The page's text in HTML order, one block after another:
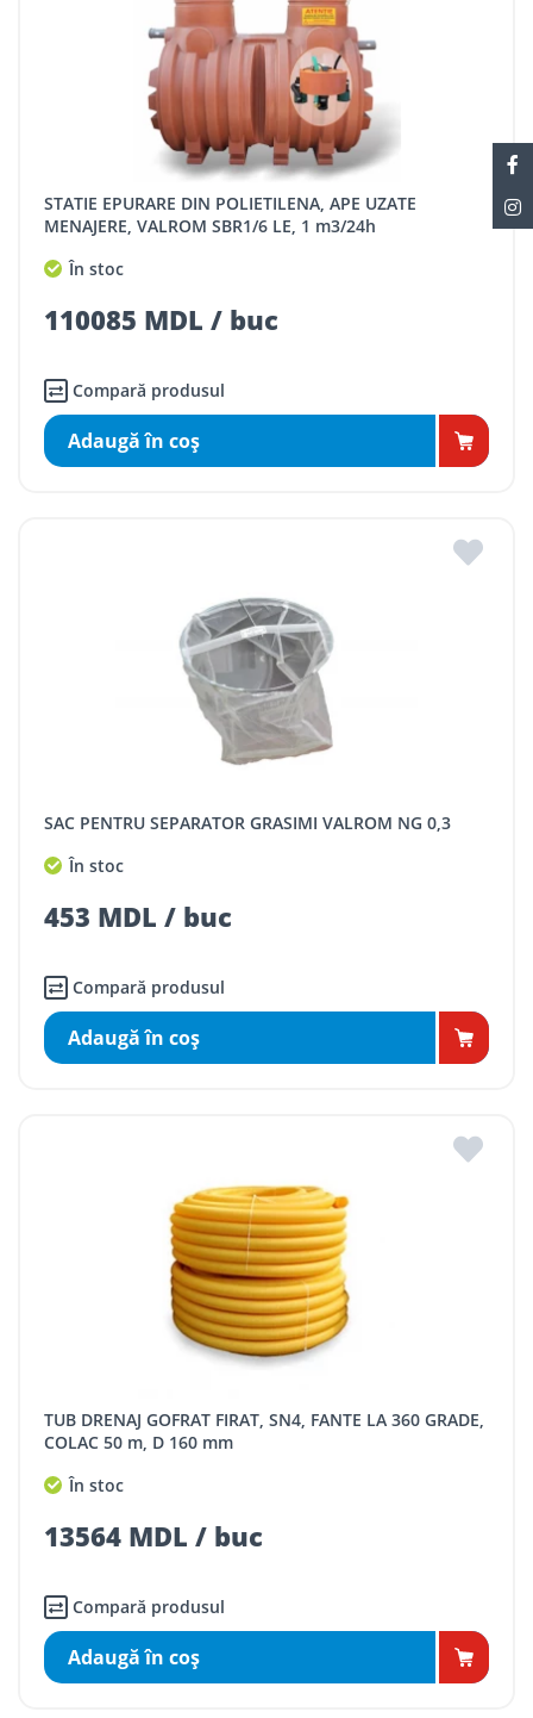
STATIE EPURARE DIN POLIETILENA, APE UZATE
MENAJERE, VALROM SBR1/6 LE, 1 m3/24h
În stoc
110085 MDL / buc
Compară produsul
Adaugă în coş
SAC PENTRU SEPARATOR GRASIMI VALROM NG 0,3
În stoc
453 MDL / buc
Compară produsul
Adaugă în coş
TUB DRENAJ GOFRAT FIRAT, SN4, FANTE LA 360 GRADE,
COLAC 50 m, D 160 mm
În stoc
13564 MDL / buc
Compară produsul
Adaugă în coş